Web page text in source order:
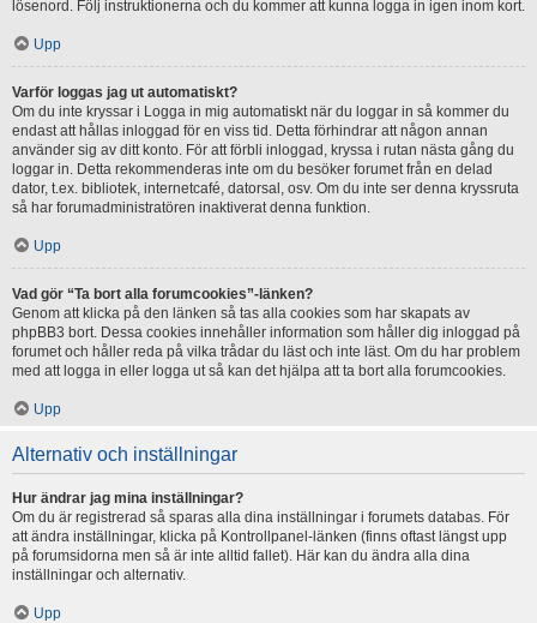
lösenord. Följ instruktionerna och du kommer att kunna logga in igen inom kort.
Upp
Varför loggas jag ut automatiskt?
Om du inte kryssar i Logga in mig automatiskt när du loggar in så kommer du
endast att hållas inloggad för en viss tid. Detta förhindrar att någon annan
använder sig av ditt konto. För att förbli inloggad, kryssa i rutan nästa gång du
loggar in. Detta rekommenderas inte om du besöker forumet från en delad
dator, t.ex. bibliotek, internetcafé, datorsal, osv. Om du inte ser denna kryssruta
så har forumadministratören inaktiverat denna funktion.
Upp
Vad gör “Ta bort alla forumcookies”-länken?
Genom att klicka på den länken så tas alla cookies som har skapats av
phpBB3 bort. Dessa cookies innehåller information som håller dig inloggad på
forumet och håller reda på vilka trådar du läst och inte läst. Om du har problem
med att logga in eller logga ut så kan det hjälpa att ta bort alla forumcookies.
Upp
Alternativ och inställningar
Hur ändrar jag mina inställningar?
Om du är registrerad så sparas alla dina inställningar i forumets databas. För
att ändra inställningar, klicka på Kontrollpanel-länken (finns oftast längst upp
på forumsidorna men så är inte alltid fallet). Här kan du ändra alla dina
inställningar och alternativ.
Upp